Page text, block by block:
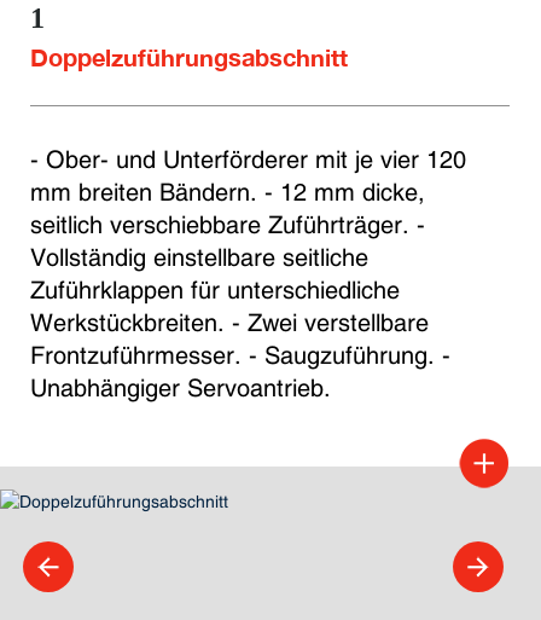
1
Doppelzuführungsabschnitt
- Ober- und Unterförderer mit je vier 120
mm breiten Bändern. - 12 mm dicke,
seitlich verschiebbare Zuführträger. -
Vollständig einstellbare seitliche
Zuführklappen für unterschiedliche
Werkstückbreiten. - Zwei verstellbare
Frontzuführmesser. - Saugzuführung. -
Unabhängiger Servoantrieb.